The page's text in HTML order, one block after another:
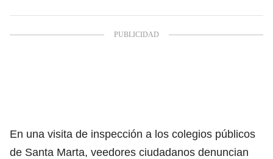
En una visita de inspección a los colegios públicos
de Santa Marta, veedores ciudadanos denuncian